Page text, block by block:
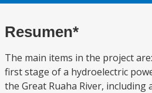
Resumen*
The main items in the project
first stage of a hydroelectric
the Great Ruaha River, including